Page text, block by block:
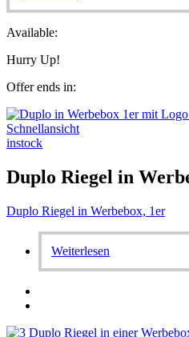
Available:
Hurry Up!
Offer ends in:
Schnellansicht
instock
Duplo Riegel in
Duplo Riegel in Werbebox, 1er
Weiterlesen